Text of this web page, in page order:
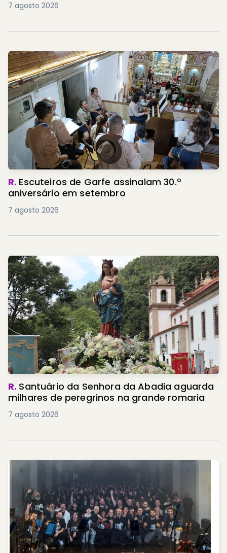
7 agosto 2026
R. Escuteiros de Garfe assinalam 30.º
aniversário em setembro
7 agosto 2026
R. Santuário da Senhora da Abadia aguarda
milhares de peregrinos na grande romaria
7 agosto 2026